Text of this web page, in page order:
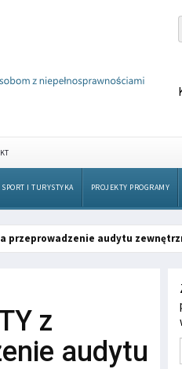
SPORT I TURYSTYKA PROJEKTY PROGRAMY
na przeprowadzenie audytu
z
audytu